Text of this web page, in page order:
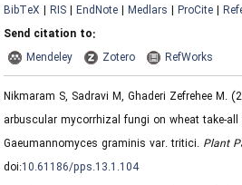
BibTeX |RIS |EndNote |Medlars |ProCite |
Send citation to:
Mendeley
Zotero RefWorks
Nikmaram S, Sadravi M, Ghaderi Zefrehee M.
arbuscular mycorrhizal fungi on wheat take-
Gaeumannomyces graminis var. tritici.Plant
doi:10.61186/pps.13.1.104